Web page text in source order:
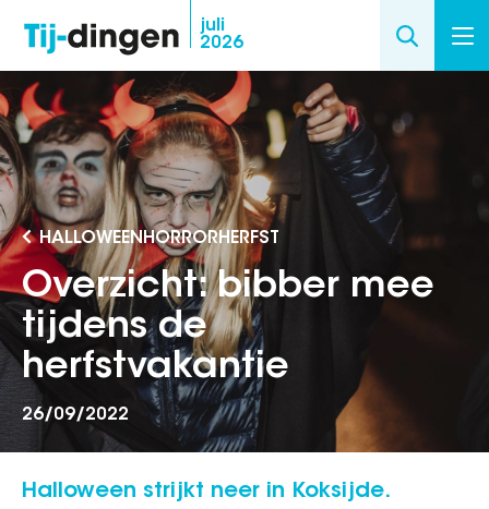
naar
de
inhoud
gaan
juli
2026
HALLOWEENHORRORHERFST
Overzicht: bibber mee
tijdens de
herfstvakantie
26/09/2022
Halloween strijkt neer in Koksijde.